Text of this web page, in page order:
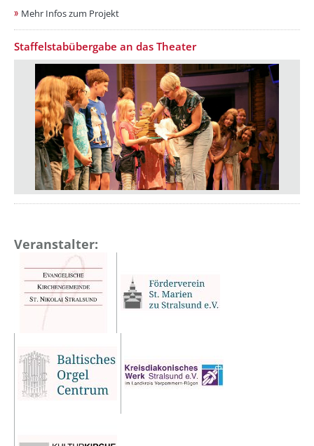
Mehr Infos zum Projekt
Staffelstabübergabe an das Theater
Veranstalter: